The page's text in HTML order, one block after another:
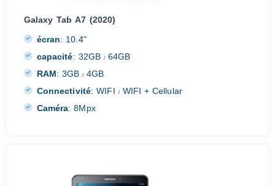
Galaxy Tab A7 (2020)
écran: 10.4"
capacité: 32GB/ 64GB
RAM: 3GB/ 4GB
Connectivité: WIFI /WIFI + Cellular
Caméra: 8Mpx